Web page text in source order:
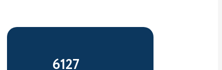
6127